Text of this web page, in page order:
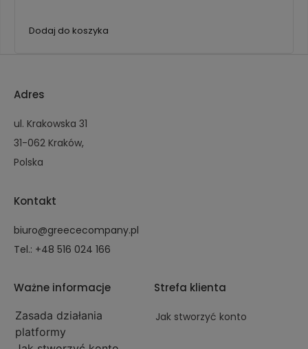
Dodaj do koszyka
Adres
ul. Krakowska 31
31-062 Kraków,
Polska
Kontakt
biuro@greececompany.pl
Tel.: +48 516 024 166
Ważne informacje
Zasada działania
platformy
Strefa klienta
Jak stworzyć konto